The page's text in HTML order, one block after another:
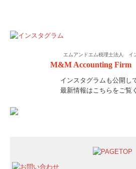
エムアンドエム税理士法人 イ
M&M Accounting
インスタグラムも公開し
最新情報はこちらをご覧